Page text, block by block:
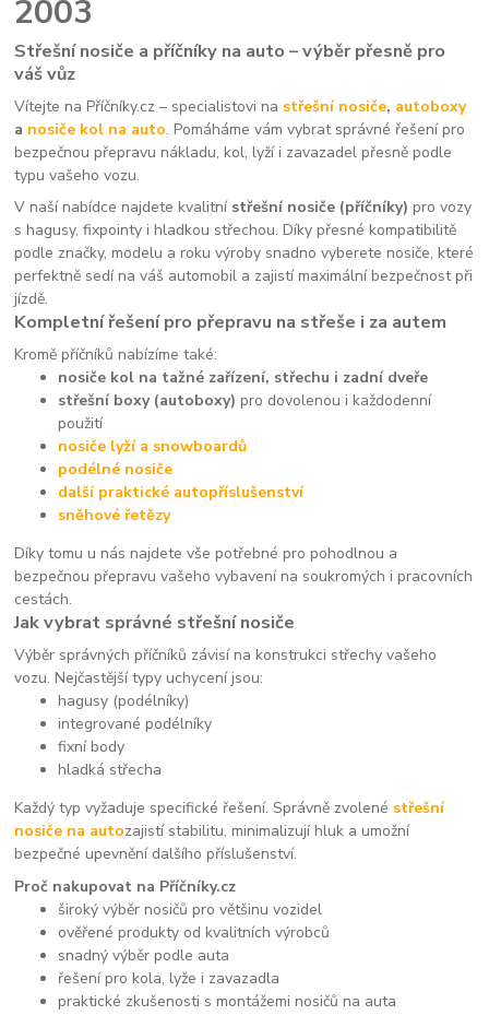
2003
Střešní nosiče a příčníky na auto – výběr přesně pro
váš vůz
Vítejte na Příčníky.cz – specialistovi na střešní nosiče, autoboxy
a nosiče kol na auto. Pomáháme vám vybrat správné řešení pro
bezpečnou přepravu nákladu, kol, lyží i zavazadel přesně podle
typu vašeho vozu.
V naší nabídce najdete kvalitní střešní nosiče (příčníky) pro vozy
s hagusy, fixpointy i hladkou střechou. Díky přesné kompatibilitě
podle značky, modelu a roku výroby snadno vyberete nosiče, které
perfektně sedí na váš automobil a zajistí maximální bezpečnost při
jízdě.
Kompletní řešení pro přepravu na střeše i za autem
Kromě příčníků nabízíme také:
nosiče kol na tažné zařízení, střechu i zadní dveře
střešní boxy (autoboxy) pro dovolenou i každodenní
použití
nosiče lyží a snowboardů
podélné nosiče
další praktické autopříslušenství
sněhové řetězy
Díky tomu u nás najdete vše potřebné pro pohodlnou a
bezpečnou přepravu vašeho vybavení na soukromých i pracovních
cestách.
Jak vybrat správné střešní nosiče
Výběr správných příčníků závisí na konstrukci střechy vašeho
vozu. Nejčastější typy uchycení jsou:
hagusy (podélníky)
integrované podélníky
fixní body
hladká střecha
Každý typ vyžaduje specifické řešení. Správně zvolené střešní
nosiče na autozajistí stabilitu, minimalizují hluk a umožní
bezpečné upevnění dalšího příslušenství.
Proč nakupovat na Příčníky.cz
široký výběr nosičů pro většinu vozidel
ověřené produkty od kvalitních výrobců
snadný výběr podle auta
řešení pro kola, lyže i zavazadla
praktické zkušenosti s montážemi nosičů na auta